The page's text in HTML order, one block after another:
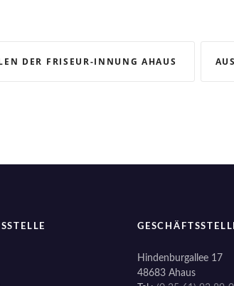
DER FRISEUR-INNUNG AHAUS
Hindenburgallee 17
48683 Ahaus